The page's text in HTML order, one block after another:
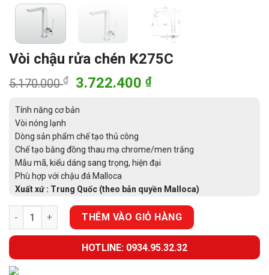
Vòi chậu rửa chén K275C
5.170.000₫
Giá
là:
3.722.400 ₫Giá
Tính năng cơ bản
Vòi nóng lạnh
Dòng sản phẩm chế tạo thủ công
Chế tạo bằng đồng thau mạ chrome/men trắng
Mẫu mã, kiểu dáng sang trọng, hiện đại
Phù hợp với chậu đá Malloca
Xuất xứ : Trung Quốc (theo bản quyền Malloca)
Vòi chậu rửa chén K275C số lượng
THÊM VÀO GIỎ HÀNG
HOTLINE: 0934.95.32.32